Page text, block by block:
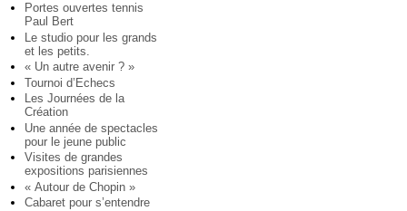
Portes ouvertes tennis
Paul Bert
Le studio pour les grands
et les petits.
« Un autre avenir ? »
Tournoi d’Echecs
Les Journées de la
Création
Une année de spectacles
pour le jeune public
Visites de grandes
expositions parisiennes
« Autour de Chopin »
Cabaret pour s’entendre